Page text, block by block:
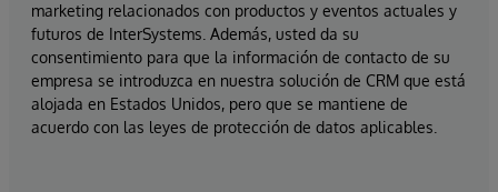
marketing relacionados con productos y eventos actuales y
futuros de InterSystems. Además, usted da su
consentimiento para que la información de contacto de su
empresa se introduzca en nuestra solución de CRM que está
alojada en Estados Unidos, pero que se mantiene de
acuerdo con las leyes de protección de datos aplicables.